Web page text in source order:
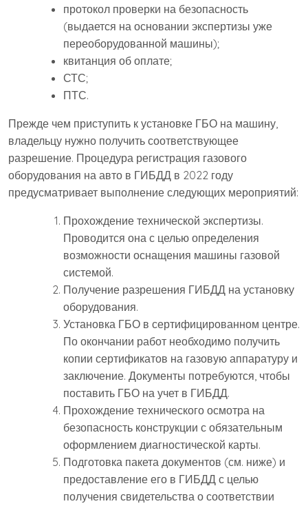
протокол проверки на безопасность
(выдается на основании экспертизы уже
переоборудованной машины);
квитанция об оплате;
СТС;
ПТС.
Прежде чем приступить к установке ГБО на машину,
владельцу нужно получить соответствующее
разрешение. Процедура регистрация газового
оборудования на авто в ГИБДД в 2022 году
предусматривает выполнение следующих мероприятий:
Прохождение технической экспертизы.
Проводится она с целью определения
возможности оснащения машины газовой
системой.
Получение разрешения ГИБДД на установку
оборудования.
Установка ГБО в сертифицированном центре.
По окончании работ необходимо получить
копии сертификатов на газовую аппаратуру и
заключение. Документы потребуются, чтобы
поставить ГБО на учет в ГИБДД.
Прохождение технического осмотра на
безопасность конструкции с обязательным
оформлением диагностической карты.
Подготовка пакета документов (см. ниже) и
предоставление его в ГИБДД с целью
получения свидетельства о соответствии